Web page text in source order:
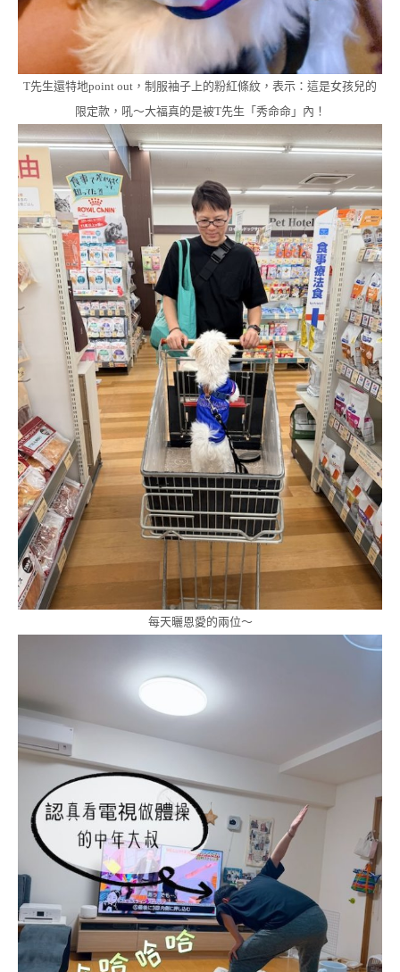
T先生還特地point out，制服袖子上的粉紅條紋，表示：這是女孩兒的
限定款，吼～大福真的是被T先生「秀命命」內！
每天曬恩愛的兩位～